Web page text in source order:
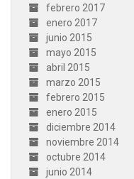
febrero 2017
enero 2017
junio 2015
mayo 2015
abril 2015
marzo 2015
febrero 2015
enero 2015
diciembre 2014
noviembre 2014
octubre 2014
junio 2014